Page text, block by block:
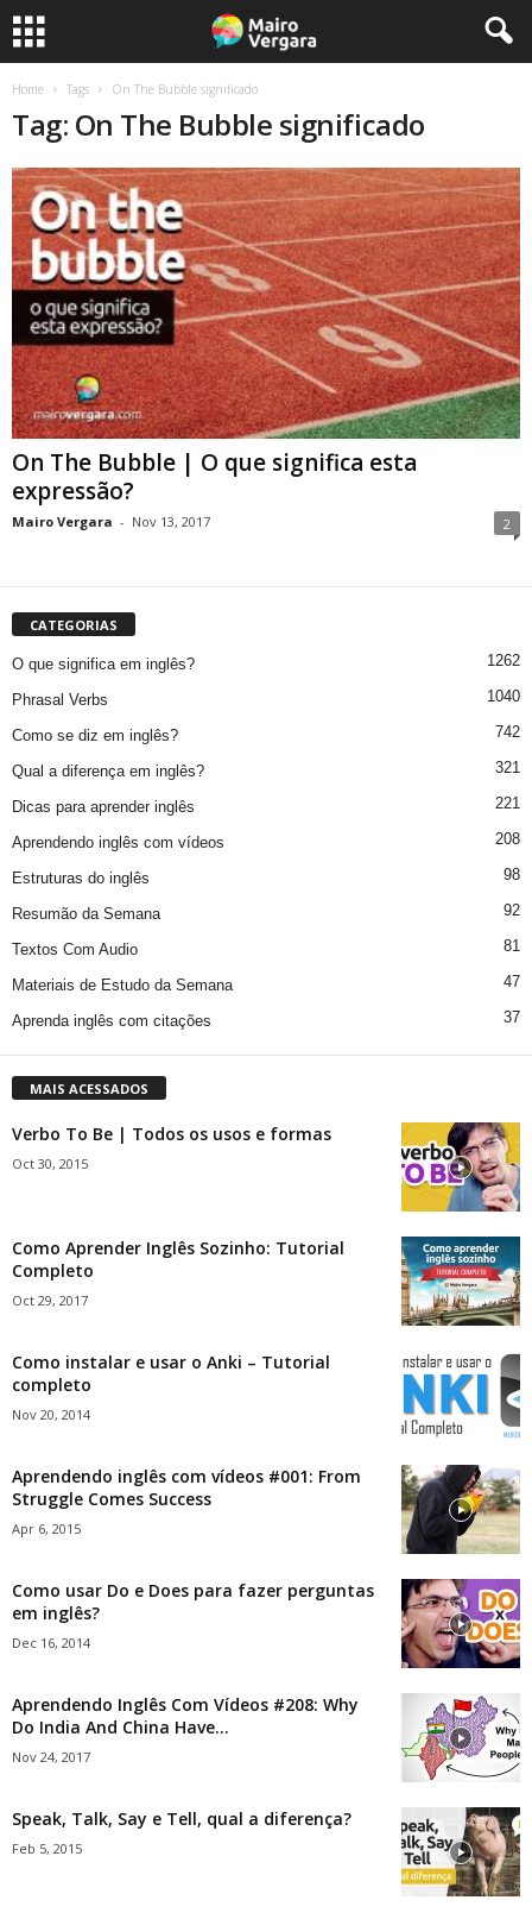
Home Tags On The Bubble significado
Tag: On The Bubble significado
On The Bubble | O que significa esta
expressão?
Mairo Vergara - Nov 13, 2017 2
CATEGORIAS
O que significa em inglês? 1262
Phrasal Verbs 1040
Como se diz em inglês? 742
Qual a diferença em inglês? 321
Dicas para aprender inglês 221
Aprendendo inglês com vídeos 208
Estruturas do inglês 98
Resumão da Semana 92
Textos Com Audio 81
Materiais de Estudo da Semana 47
Aprenda inglês com citações 37
MAIS ACESSADOS
Verbo To Be | Todos os usos e formas
Oct 30, 2015
Como Aprender Inglês Sozinho: Tutorial
Completo
Oct 29, 2017
Como instalar e usar o Anki – Tutorial
completo
Nov 20, 2014
Aprendendo inglês com vídeos #001: From
Struggle Comes Success
Apr 6, 2015
Como usar Do e Does para fazer perguntas
em inglês?
Dec 16, 2014
Aprendendo Inglês Com Vídeos #208: Why
Do India And China Have...
Nov 24, 2017
Speak, Talk, Say e Tell, qual a diferença?
Feb 5, 2015